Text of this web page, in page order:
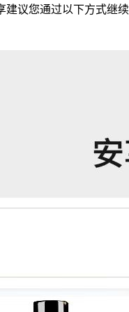
建议您通过以下方式继